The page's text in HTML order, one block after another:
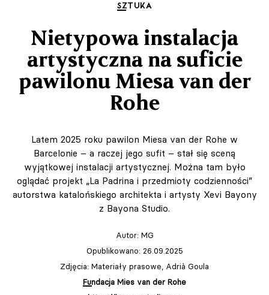
SZTUKA
Nietypowa instalacja
artystyczna na suficie
pawilonu Miesa van der
Rohe
Latem 2025 roku pawilon Miesa van der Rohe w
Barcelonie – a raczej jego sufit – stał się sceną
wyjątkowej instalacji artystycznej. Można tam było
oglądać projekt „La Padrina i przedmioty codzienności”
autorstwa katalońskiego architekta i artysty Xevi Bayony
z Bayona Studio.
Autor: MG
Opublikowano: 26.09.2025
Zdjęcia: Materiały prasowe, Adrià Goula
Fundacja Mies van der Rohe